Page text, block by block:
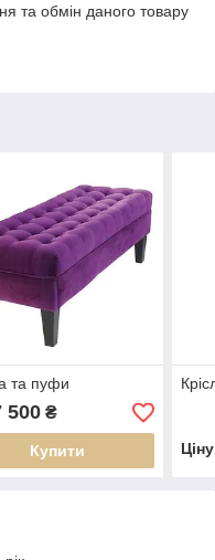
та обмін даного товару
та пуфи
500₴
Купити